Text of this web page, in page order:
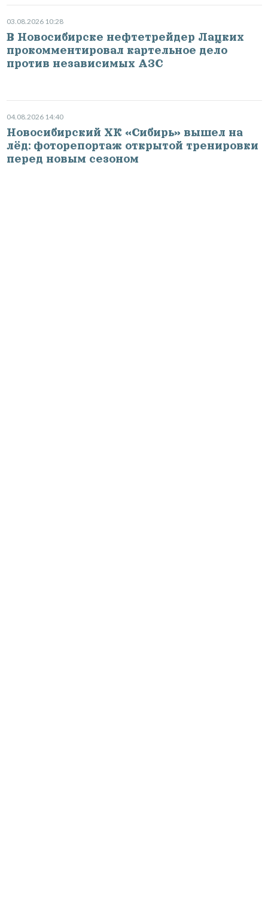
03.08.2026 10:28
В Новосибирске нефтетрейдер Лацких
прокомментировал картельное дело
против независимых АЗС
04.08.2026 14:40
Новосибирский ХК «Сибирь» вышел на
лёд: фоторепортаж открытой тренировки
перед новым сезоном